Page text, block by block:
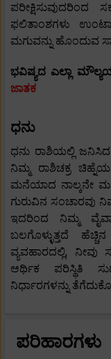
ಪರೀಕ್ಷಿಸುವುದರಿಂದ
ಫಲಿತಾಂಶಗಳು
ಮಗುವನ್ನು ಹೊಂದುವ
ಭವಿಷ್ಯದ ಎಲ್ಲಾ
ಜಾತಕ
ಧನು
ಧನು ರಾಶಿಯಲ್ಲಿ
ನಿಮ್ಮ ರಾಶಿಚಕ್ರ
ಮನೆಯಾದ ನಾಲ್ಕನೇ
ಗುರುವಿನ ಸಂಚಾರವು
ಇದರಿಂದ ನಿಮ್ಮ
ಬಲಗೊಳ್ಳುತ್ತದೆ
ವ್ಯವಹಾರದಲ್ಲಿ,
ಆರ್ಥಿಕ ಪರಿಸ್ಥಿತಿ
ನಿರ್ಧಾರಗಳನ್ನು
ಪರಿಹಾರಗಳು